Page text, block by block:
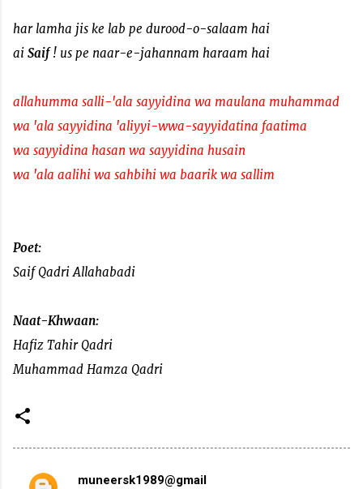
har lamha jis ke lab pe durood-o-salaam hai
ai Saif! us pe naar-e-jahannam haraam hai
allahumma salli-'ala sayyidina wa maulana muhammad
wa 'ala sayyidina 'aliyyi-wwa-sayyidatina faatima
wa sayyidina hasan wa sayyidina husain
wa 'ala aalihi wa sahbihi wa baarik wa sallim
Poet:
Saif Qadri Allahabadi
Naat-Khwaan:
Hafiz Tahir Qadri
Muhammad Hamza Qadri
muneersk1989@gmail